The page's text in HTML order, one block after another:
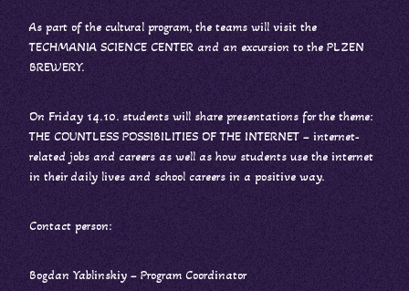
As part of the cultural program, the teams will visit the
TECHMANIA SCIENCE CENTER and an excursion to the PLZEN
BREWERY.
On Friday 14.10. students will share presentations for the theme:
THE COUNTLESS POSSIBILITIES OF THE INTERNET – internet-
related jobs and careers as well as how students use the internet
in their daily lives and school careers in a positive way.
Contact person:
Bogdan Yablinskiy – Program Coordinator